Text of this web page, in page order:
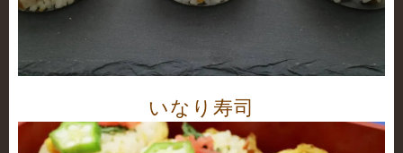
いなり寿司